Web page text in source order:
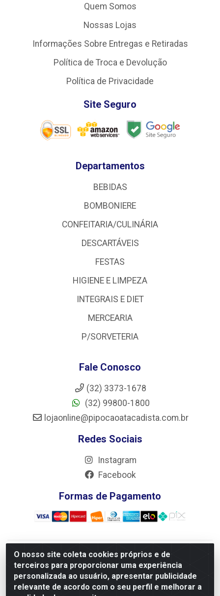
O nosso site coleta cookies próprios e de
terceiros para proporcionar uma experiência
personalizada ao usuário, apresentar publicidade
relevante de acordo com o seu perfil e melhorar a
Quem Somos
Nossas Lojas
Informações Sobre Entregas e Retiradas
Política de Troca e Devolução
Política de Privacidade
Site Seguro
Departamentos
BEBIDAS
BOMBONIERE
CONFEITARIA/CULINÁRIA
DESCARTÁVEIS
FESTAS
HIGIENE E LIMPEZA
INTEGRAIS E DIET
MERCEARIA
P/SORVETERIA
Fale Conosco
(32) 3373-1678
(32) 99800-1800
lojaonline@pipocaoatacadista.com.br
Redes Sociais
Instagram
Facebook
Formas de Pagamento
JRS Distribuição e Logística LTDA - Rua Antônio do
Sacramento Torga 70, Vila Nossa Senhora de Fatima - São
João Del Rei/MG - CEP 36305-334 - CNPJ 66.194.085/0001-
02